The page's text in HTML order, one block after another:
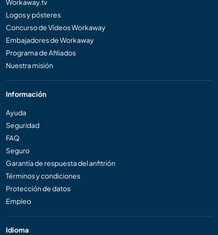
Workaway.tv
Logos y pósteres
Concurso de Vídeos Workaway
Embajadores de Workaway
Programa de Afiliados
Nuestra misión
Información
Ayuda
Seguridad
FAQ
Seguro
Garantía de respuesta del anfitrión
Términos y condiciones
Protección de datos
Empleo
Idioma